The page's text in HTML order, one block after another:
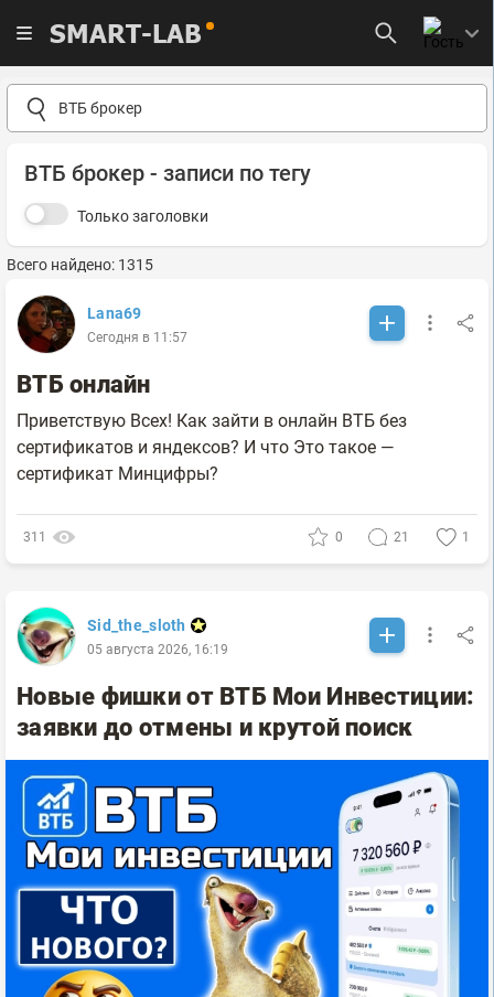
SMART-LAB
ВТБ брокер - записи по тегу
Только заголовки
Всего найдено: 1315
Lana69
Сегодня в 11:57
ВТБ онлайн
Приветствую Всех! Как зайти в онлайн ВТБ без
сертификатов и яндексов? И что Это такое —
сертификат Минцифры?
311 0 21 1
Sid_the_sloth
05 августа 2026, 16:19
Новые фишки от ВТБ Мои Инвестиции:
заявки до отмены и крутой поиск